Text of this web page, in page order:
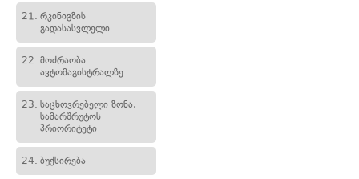
21. რკინიგზის
გადასასვლელი
22. მოძრაობა
ავტომაგისტრალზე
23. საცხოვრებელი ზონა,
სამარშრუტოს
პრიორიტეტი
24. ბუქსირება